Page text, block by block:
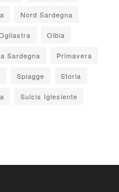
Nord Sardegna
Olbia
Sardegna Primavera
Spiagge Storia
Sulcis Iglesiente